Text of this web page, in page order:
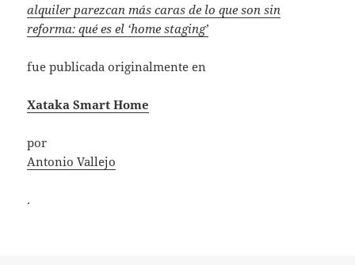
alquiler parezcan más caras de lo que son sin
reforma: qué es el ‘home staging’
fue publicada originalmente en
Xataka Smart Home
por
Antonio Vallejo
.